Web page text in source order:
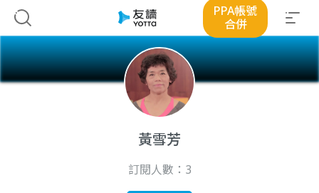
PPA帳號
合併
黃雪芳
訂閱人數： 3